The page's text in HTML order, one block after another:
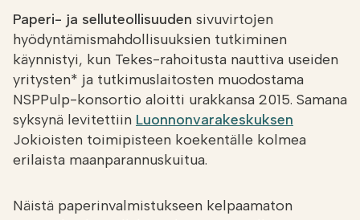
Paperi- ja selluteollisuuden sivuvirtojen
hyödyntämismahdollisuuksien tutkiminen
käynnistyi, kun Tekes-rahoitusta nauttiva useiden
yritysten* ja tutkimuslaitosten muodostama
NSPPulp-konsortio aloitti urakkansa 2015. Samana
syksynä levitettiin Luonnonvarakeskuksen
Jokioisten toimipisteen koekentälle kolmea
erilaista maanparannuskuitua.
Näistä paperinvalmistukseen kelpaamaton